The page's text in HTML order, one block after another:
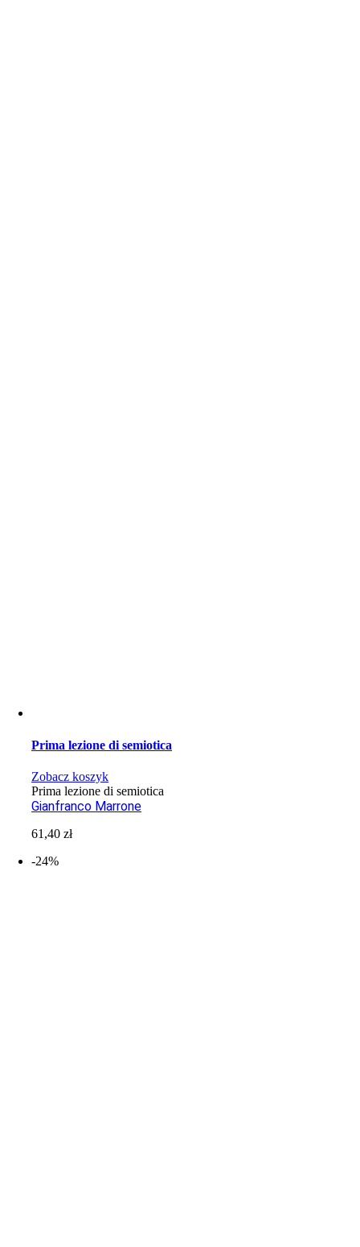
Prima lezione di semiotica
Zobacz koszyk
Prima lezione di semiotica
Gianfranco Marrone
61,40zł
-24%